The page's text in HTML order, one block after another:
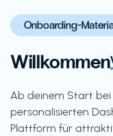
Onboarding-
Willkommen
Ab deinem Start
personalisierten
Plattform für